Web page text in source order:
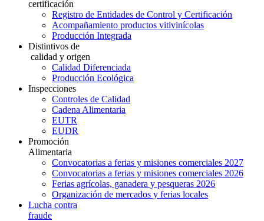
certificación
Registro de Entidades de Control y Certificación
Acompañamiento productos vitivinícolas
Producción Integrada
Distintivos de
calidad y origen
Calidad Diferenciada
Producción Ecológica
Inspecciones
Controles de Calidad
Cadena Alimentaria
EUTR
EUDR
Promoción
Alimentaria
Convocatorias a ferias y misiones comerciales 2027
Convocatorias a ferias y misiones comerciales 2026
Ferias agrícolas, ganadera y pesqueras 2026
Organización de mercados y ferias locales
Lucha contra
fraude